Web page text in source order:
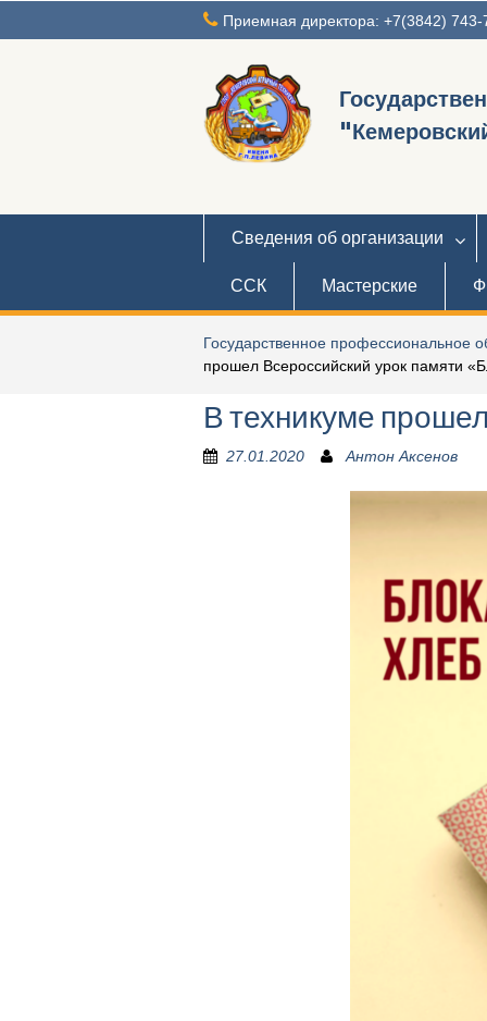
Приемная директора: +7(3842) 743-
Сведения об организации
ССК Мастерские
Государственное профессиональное
прошел Всероссийский урок памяти
В техникуме
27.01.2020 Антон Аксенов